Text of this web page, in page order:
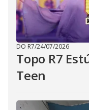
close
button.
DO R7/24/07/2026
Topo R7
Teen